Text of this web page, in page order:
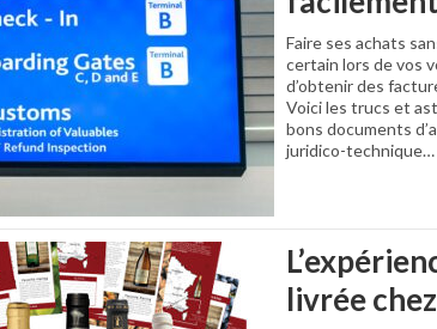
Faire ses achats
certain lors de vos
d’obtenir des
Voici les trucs et
bons documents
juridico-technique…
livrée